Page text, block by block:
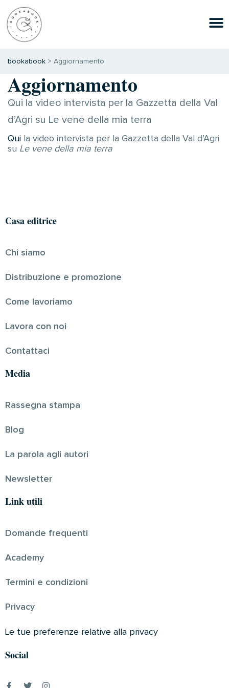
bookabook > Aggiornamento
Aggiornamento
Qui la video intervista per la Gazzetta della Val
d’Agri su Le vene della mia terra
Qui la video intervista per la Gazzetta della Val d’Agri
su Le vene della mia terra
Casa editrice
Chi siamo
Distribuzione e promozione
Come lavoriamo
Lavora con noi
Contattaci
Media
Rassegna stampa
Blog
La parola agli autori
Newsletter
Link utili
Domande frequenti
Academy
Termini e condizioni
Privacy
Le tue preferenze relative alla privacy
Social